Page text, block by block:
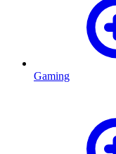
Gaming